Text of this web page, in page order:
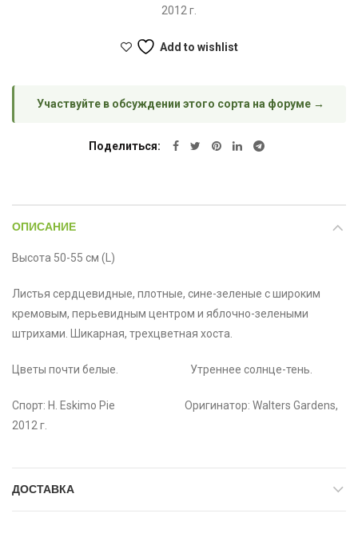
2012 г.
Add to wishlist
Участвуйте в обсуждении этого сорта на форуме →
Поделиться
ОПИСАНИЕ
Высота 50-55 см (L)
Листья сердцевидные, плотные, сине-зеленые с широким
кремовым, перьевидным центром и яблочно-зелеными
штрихами. Шикарная, трехцветная хоста.
Цветы почти белые. Утреннее солнце-тень.
Спорт: H. Eskimo Pie Оригинатор: Walters Gardens,
2012 г.
ДОСТАВКА